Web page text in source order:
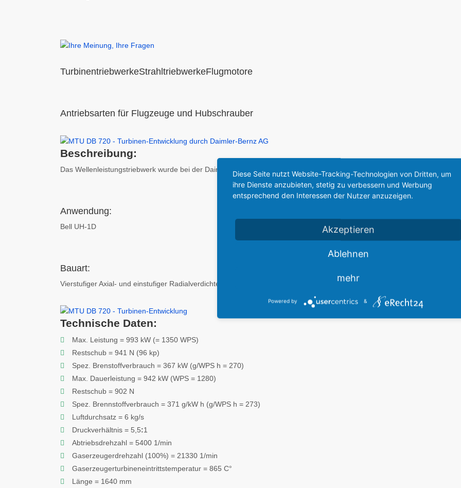
TurbinentriebwerkeStrahltriebwerkeFlugmotore
Antriebsarten für Flugzeuge und Hubschrauber
Beschreibung:
Das Wellenleistungstriebwerk wurde bei der Daimler-Bernz AG entwickelt.
Anwendung:
Bell UH-1D
Bauart:
Vierstufiger Axial- und einstufiger Radialverdichter, zweistufige Axialturbine und einstufige Antriebsturbine, einstufiges
Technische Daten:
Max. Leistung = 993 kW (= 1350 WPS)
Restschub = 941 N (96 kp)
Spez. Brenstoffverbrauch = 367 kW (g/WPS h = 270)
Max. Dauerleistung = 942 kW (WPS = 1280)
Restschub = 902 N
Spez. Brennstoffverbrauch = 371 g/kW h (g/WPS h = 273)
Luftdurchsatz = 6 kg/s
Druckverhältnis = 5,5:1
Abtriebsdrehzahl = 5400 1/min
Gaserzeugerdrehzahl (100%) = 21330 1/min
Gaserzeugerturbineneintrittstemperatur = 865 C°
Länge = 1640 mm
Diese Seite nutzt Website-Tracking-Technologien von Dritten, um
ihre Dienste anzubieten, stetig zu verbessern und Werbung
entsprechend den Interessen der Nutzer anzuzeigen.
Akzeptieren
Ablehnen
mehr
Powered by &